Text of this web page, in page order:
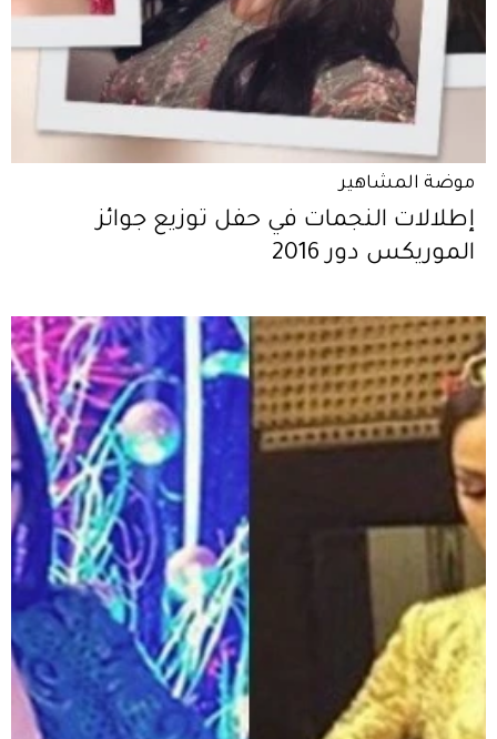
موضة المشاهير
إطلالات النجمات في حفل توزيع جوائز
الموريكس دور 2016